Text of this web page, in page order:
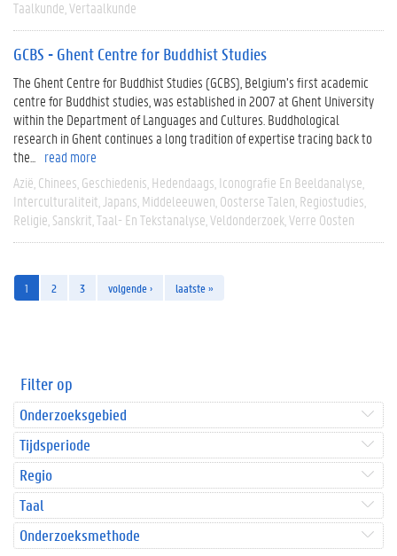
Taalkunde Vertaalkunde
GCBS - Ghent Centre for Buddhist Studies
The Ghent Centre for Buddhist Studies (GCBS), Belgium’s first academic
centre for Buddhist studies, was established in 2007 at Ghent University
within the Department of Languages and Cultures. Buddhological
research in Ghent continues a long tradition of expertise tracing back to
the...
read more
Azië Chinees Geschiedenis Hedendaags Iconografie En Beeldanalyse
Interculturaliteit Japans Middeleeuwen Oosterse Talen Regiostudies
Religie Sanskrit Taal- En Tekstanalyse Veldonderzoek Verre Oosten
1 2 3 volgende › laatste »
Filter op
Onderzoeksgebied
Tijdsperiode
Regio
Taal
Onderzoeksmethode